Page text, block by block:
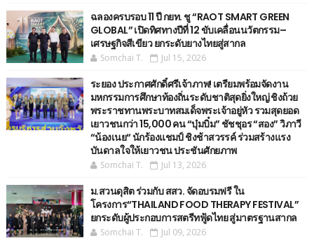
ฉลองครบรอบ 11 ปี กยท. ชู “RAOT SMART GREEN
GLOBAL” เปิดทิศทางปีที่ 12 ขับเคลื่อนนวัตกรรม–
เศรษฐกิจสีเขียว ยกระดับยางไทยสู่สากล
Somchai T. Jul 15, 2026
ระยอง ประกาศศักดิ์ศรีเจ้าภาพ! เตรียมพร้อมจัดงาน
มหกรรมการศึกษาท้องถิ่นระดับชาติสุดยิ่งใหญ่ ชิงถ้วย
พระราชทานพระบาทสมเด็จพระเจ้าอยู่หัว รวมสุดยอด
เยาวชนกว่า 15,000 คน “บุ๋มบิ๋ม” ชัชชุอร “สอง” วิภาวี
“น้องเนย“ นักร้องแชมป์ ชิงช้าสวรรค์ ร่วมสร้างแรง
บันดาลใจให้เยาวชน ประชันศักยภาพ
Somchai T. Jul 13, 2026
ม.สวนดุสิต ร่วมกับ สสว. จัดอบรมฟรี ใน
โครงการ“THAILAND FOOD THERAPY FESTIVAL”
ยกระดับผู้ประกอบการสตรีทฟู้ดไทย สู่มาตรฐานสากล
Somchai T. Jul 09, 2026